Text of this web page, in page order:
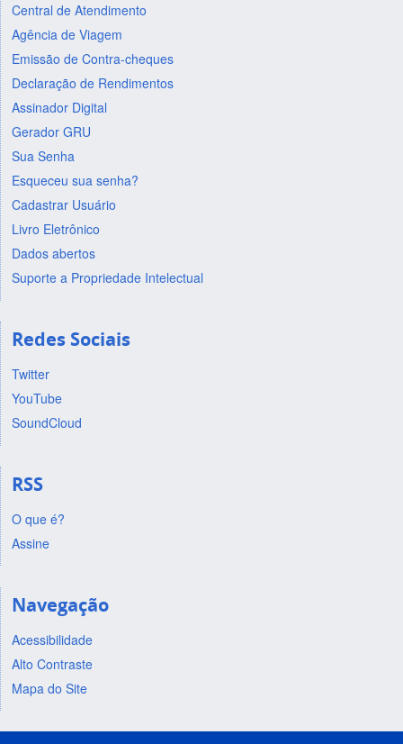
Central de Atendimento
Agência de Viagem
Emissão de Contra-cheques
Declaração de Rendimentos
Assinador Digital
Gerador GRU
Sua Senha
Esqueceu sua senha?
Cadastrar Usuário
Livro Eletrônico
Dados abertos
Suporte a Propriedade Intelectual
Redes Sociais
Twitter
YouTube
SoundCloud
RSS
O que é?
Assine
Navegação
Acessibilidade
Alto Contraste
Mapa do Site